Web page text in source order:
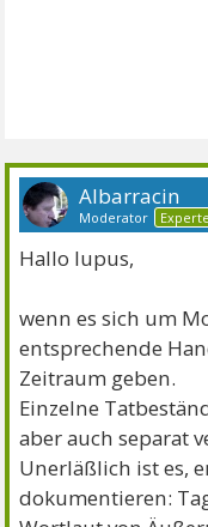
Albarracin
Moderator Experte
Hallo lupus,
wenn es sich um
entsprechende
Zeitraum geben.
Einzelne
aber auch separat
Unerläßlich ist es,
dokumentieren: